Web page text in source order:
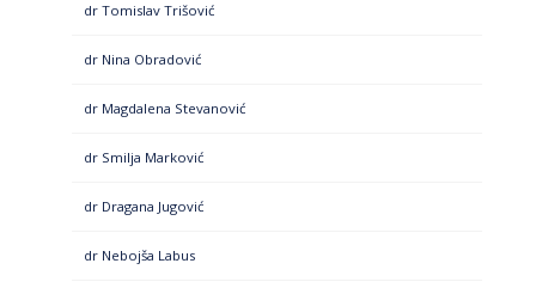
dr Tomislav Trišović
dr Nina Obradović
dr Magdalena Stevanović
dr Smilja Marković
dr Dragana Jugović
dr Nebojša Labus